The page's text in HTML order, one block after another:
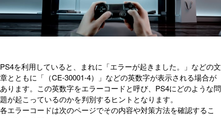
PS4を利用していると、まれに「エラーが起きました。」などの文
章とともに「（CE-30001-4）」などの英数字が表示される場合が
あります。この英数字をエラーコードと呼び、PS4にどのような問
題が起こっているのかを判別するヒントとなります。
各エラーコードは次のページでその内容や対策方法を確認するこ